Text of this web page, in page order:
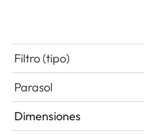
Filtro (tipo)
Parasol
Dimensiones